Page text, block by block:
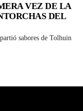
VEZ DE LA
DEL
sabores de Tolhuin